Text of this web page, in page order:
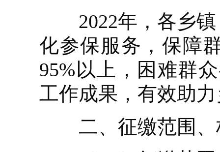
2022年，各乡镇
化参保服务，保障
95%以上，困难群
工作成果，有效助
二、征缴范围、